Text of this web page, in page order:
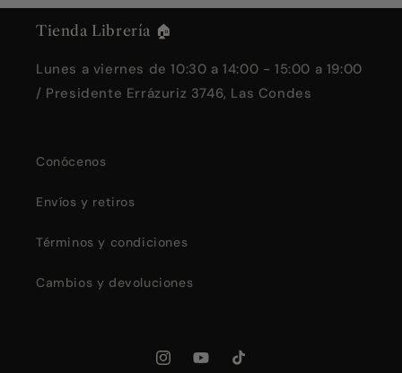
Tienda Librería 🏠
Lunes a viernes de 10:30 a 14:00 - 15:00 a 19:00
/ Presidente Errázuriz 3746, Las Condes
Conócenos
Envíos y retiros
Términos y condiciones
Cambios y devoluciones
InstagramYouTubeTikTok